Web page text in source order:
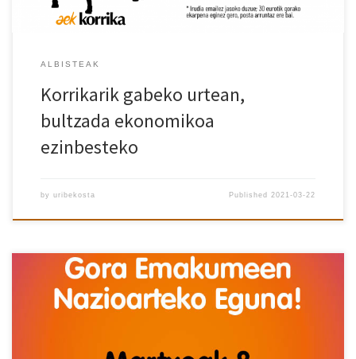
ALBISTEAK
Korrikarik gabeko urtean,
bultzada ekonomikoa
ezinbesteko
by uribekosta Published 2021-03-22